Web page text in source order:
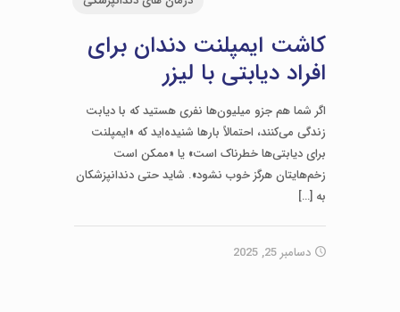
کاشت ایمپلنت دندان برای
افراد دیابتی با لیزر
اگر شما هم جزو میلیون‌ها نفری هستید که با دیابت
زندگی می‌کنند، احتمالاً بارها شنیده‌اید که «ایمپلنت
برای دیابتی‌ها خطرناک است» یا «ممکن است
زخم‌هایتان هرگز خوب نشود». شاید حتی دندانپزشکان
به […]
دسامبر 25, 2025